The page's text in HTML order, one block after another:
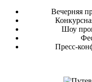
Вечерняя
Шоу
Пресс-